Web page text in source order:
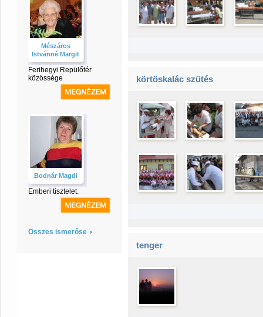
Mészáros
Istvánné Margit
Ferihegyi Repülőtér
közössége
Bodnár Magdi
Emberi tisztelet.
Összes ismerőse
körtöskalác szütés
tenger